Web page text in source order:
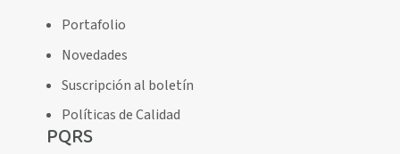
Portafolio
Novedades
Suscripción al boletín
Políticas de Calidad
PQRS